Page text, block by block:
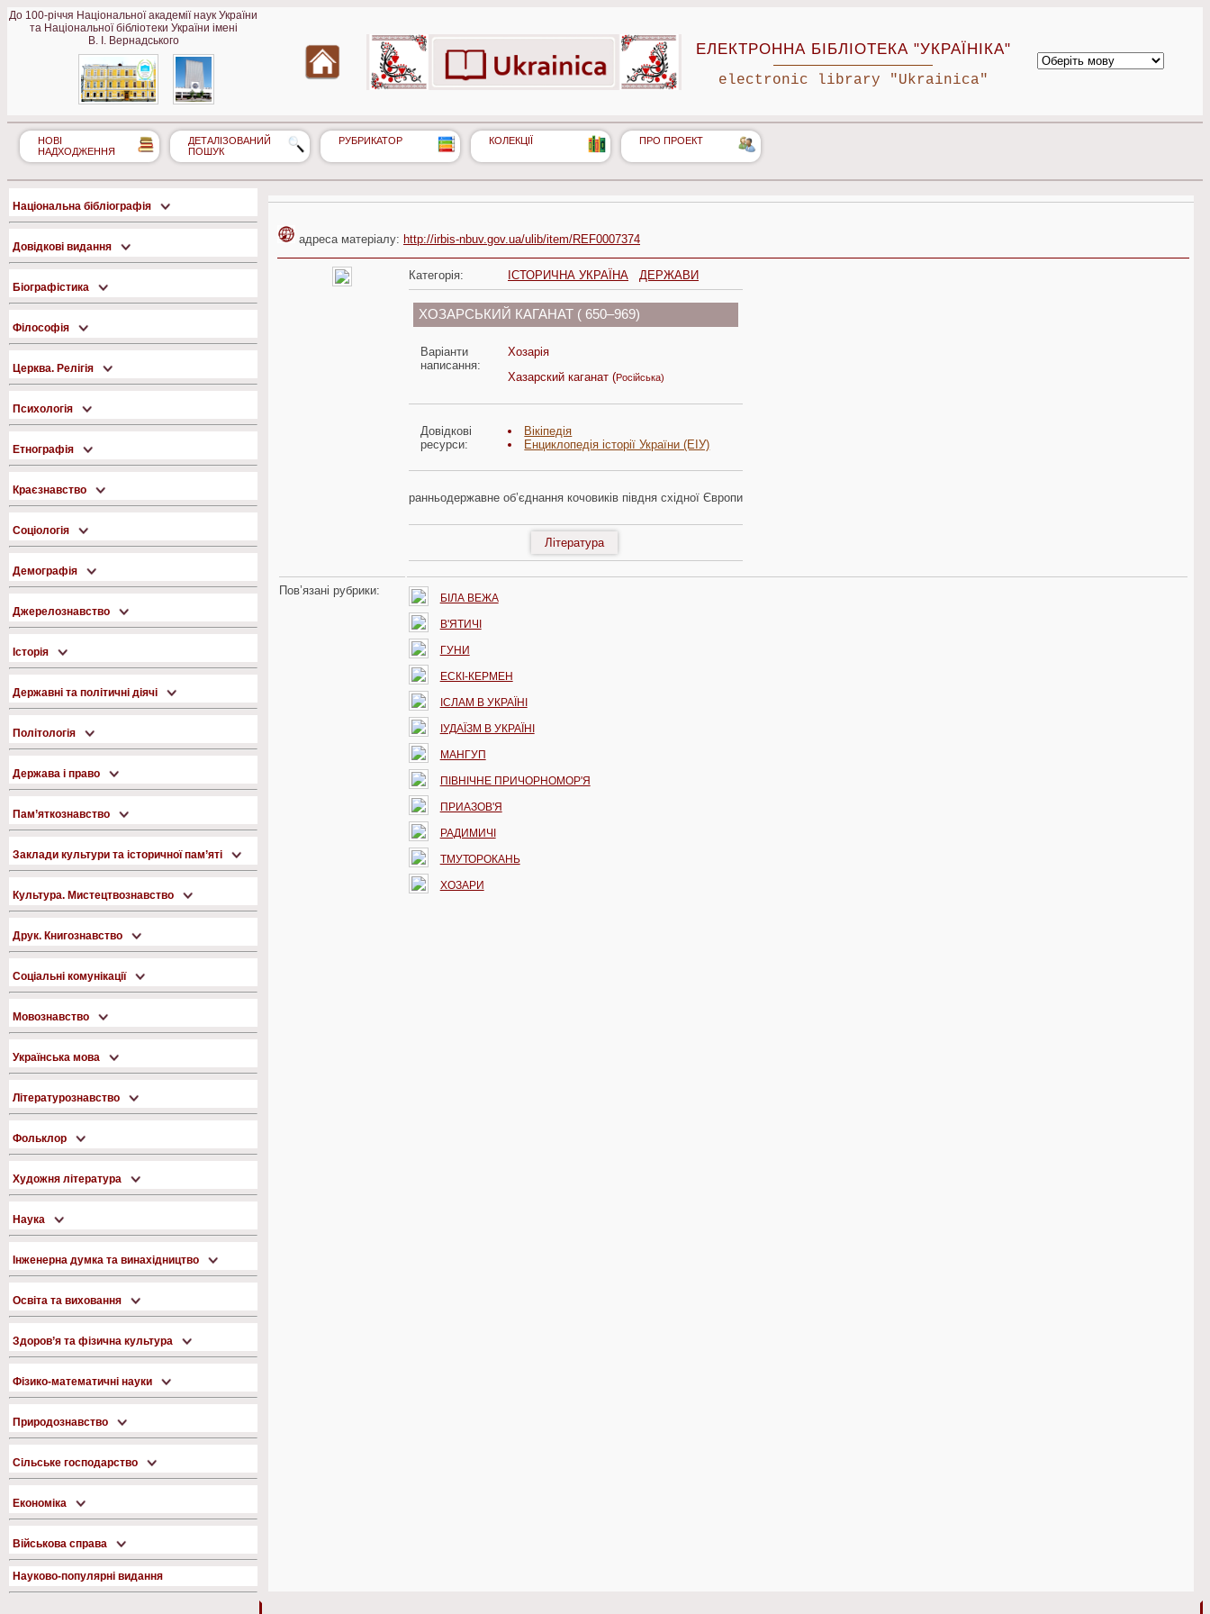
До 100-річчя Національної академії наук України
та Національної бібліотеки України імені
В. І. Вернадського
ЕЛЕКТРОННА БІБЛІОТЕКА "УКРАЇНІКА"
electronic library "Ukrainica"
НОВІ
НАДХОДЖЕННЯ
ДЕТАЛІЗОВАНИЙ
ПОШУК
РУБРИКАТОР КОЛЕКЦІЇ ПРО ПРОЕКТ
Національна бібліографія
Довідкові видання
Біографістика
Філософія
Церква. Релігія
Психологія
Етнографія
Краєзнавство
Соціологія
Демографія
Джерелознавство
Історія
Державні та політичні діячі
Політологія
Держава і право
Пам’яткознавство
Заклади культури та історичної пам’яті
Культура. Мистецтвознавство
Друк. Книгознавство
Соціальні комунікації
Мовознавство
Українська мова
Літературознавство
Фольклор
Художня література
Наука
Інженерна думка та винахідництво
Освіта та виховання
Здоров’я та фізична культура
Фізико-математичні науки
Природознавство
Сільське господарство
Економіка
Військова справа
Науково-популярні видання
адреса матеріалу: http://irbis-nbuv.gov.ua/ulib/item/REF0007374
Категорія: ІСТОРИЧНА УКРАЇНА ДЕРЖАВИ
ХОЗАРСЬКИЙ КАГАНАТ ( 650–969)
Варіанти
написання:
Хозарія
Хазарский каганат (Російська)
Довідкові
ресурси:
Вікіпедія
Енциклопедія історії України (ЕІУ)
ранньодержавне об’єднання кочовиків півдня східної Європи
Література
Пов’язані рубрики:
БІЛА ВЕЖА
В'ЯТИЧІ
ГУНИ
ЕСКІ-КЕРМЕН
ІСЛАМ В УКРАЇНІ
ІУДАЇЗМ В УКРАЇНІ
МАНГУП
ПІВНІЧНЕ ПРИЧОРНОМОР'Я
ПРИАЗОВ'Я
РАДИМИЧІ
ТМУТОРОКАНЬ
ХОЗАРИ